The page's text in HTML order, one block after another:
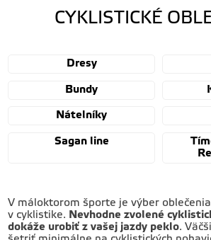
CYKLISTICKÉ
Dresy
Bundy
Nátelníky
Sagan line
V máloktorom športe je výber
v cyklistike. Nevhodne zvolené
dokáže urobiť z vašej jazdy peklo.